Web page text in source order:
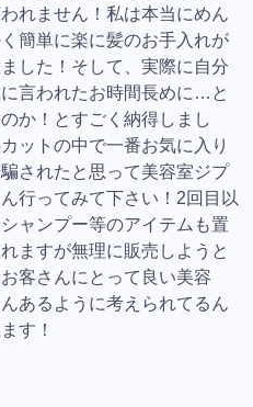
れません！私は本当にめん
簡単に楽に髪のお手入れが
した！そして、実際に自分
言われたお時間長めに…と
か！とすごく納得しまし
ットの中で一番お気に入り
されたと思って美容室ジプ
行ってみて下さい！2回目以
ャンプー等のアイテムも置
ますが無理に販売しようと
客さんにとって良い美容
あるように考えられてるん
す！